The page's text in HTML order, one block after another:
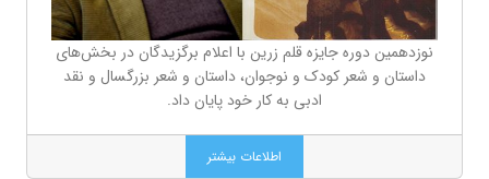
نوزدهمین دوره جایزه قلم زرین با اعلام برگزیدگان در بخش‌های
داستان و شعر کودک و نوجوان، داستان و شعر بزرگسال و نقد
ادبی به کار خود پایان داد.
اطلاعات بیشتر